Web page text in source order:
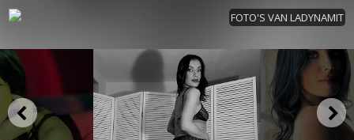
FOTO'S VAN LADYNAMIT